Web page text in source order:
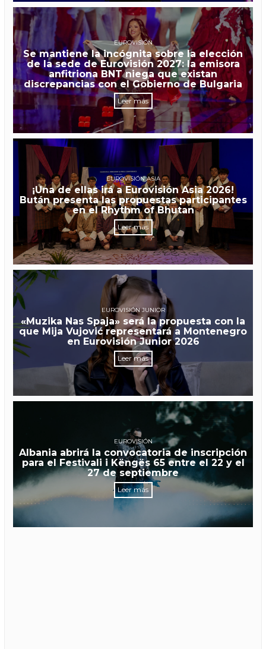
EUROVISIÓN
Se mantiene la incógnita sobre la elección
de la sede de Eurovisión 2027: la emisora
anfitriona BNT niega que existan
discrepancias con el Gobierno de Bulgaria
Leer más
EUROVISIÓN ASIA
¡Una de ellas irá a Eurovisión Asia 2026!
Bután presenta las propuestas participantes
en el Rhythm of Bhutan
Leer más
EUROVISIÓN JUNIOR
«Muzika Nas Spaja» será la propuesta con la
que Mija Vujović representará a Montenegro
en Eurovisión Junior 2026
Leer más
EUROVISIÓN
Albania abrirá la convocatoria de inscripción
para el Festivali i Këngës 65 entre el 22 y el
27 de septiembre
Leer más